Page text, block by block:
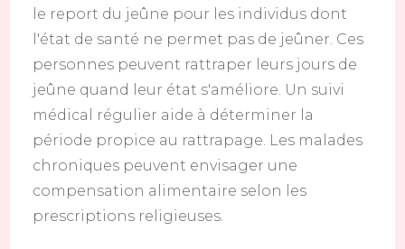
le report du jeûne pour les individus dont
l'état de santé ne permet pas de jeûner. Ces
personnes peuvent rattraper leurs jours de
jeûne quand leur état s'améliore. Un suivi
médical régulier aide à déterminer la
période propice au rattrapage. Les malades
chroniques peuvent envisager une
compensation alimentaire selon les
prescriptions religieuses.